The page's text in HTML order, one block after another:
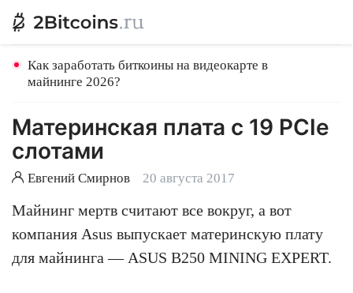
Как заработать биткоины на видеокарте в
майнинге 2026?
Материнская плата с 19 PCIe
слотами
Евгений Смирнов 20 августа 2017
Майнинг мертв считают все вокруг, а вот
компания Asus выпускает материнскую плату
для майнинга — ASUS B250 MINING EXPERT.